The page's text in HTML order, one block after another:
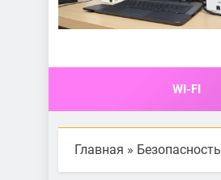
WI-FI
Главная » Безопасность